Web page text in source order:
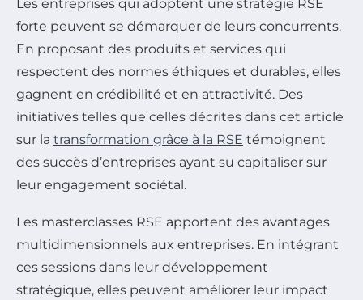
Les entreprises qui adoptent une stratégie RSE
forte peuvent se démarquer de leurs concurrents.
En proposant des produits et services qui
respectent des normes éthiques et durables, elles
gagnent en crédibilité et en attractivité. Des
initiatives telles que celles décrites dans cet article
sur la transformation grâce à la RSE témoignent
des succès d’entreprises ayant su capitaliser sur
leur engagement sociétal.
Les masterclasses RSE apportent des avantages
multidimensionnels aux entreprises. En intégrant
ces sessions dans leur développement
stratégique, elles peuvent améliorer leur impact